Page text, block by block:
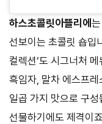
하스초콜릿아뜰리에
선보이는 초콜릿 숍입
컬렉션’도 시그너처
흑임자, 말차 에스프
일곱 가지 맛으로 구
선물하기에도 제격이